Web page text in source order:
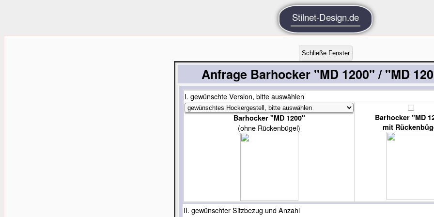
Stilnet-Design.de
Anfrage Barhocker "MD 1200" / "MD
I. gewünschte Version, bitte auswählen
Barhocker "MD 1200"
(ohne Rückenbügel)
Barhocker "MD
mit
II. gewünschter Sitzbezug und Anzahl